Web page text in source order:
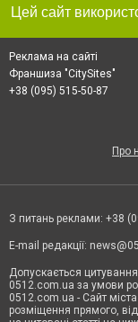
Реклама на сайті
Франшиза "CitySites"
+38 (095) 515-50-87
Про
З питань реклами: +38
E-mail редакції:
Допускається
0512.com.ua за умови
0512.com.ua - Сайт
розміщення прямого,